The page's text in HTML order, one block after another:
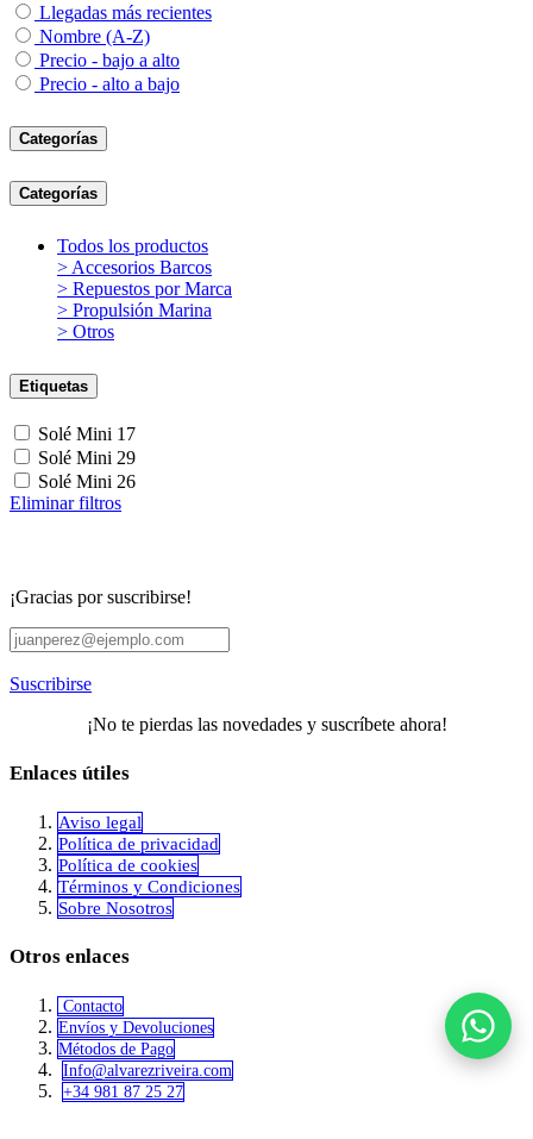
Llegadas más recientes
Nombre (A-Z)
Precio - bajo a alto
Precio - alto a bajo
Categorías
Categorías
Todos los productos
> Accesorios Barcos
> Repuestos por Marca
> Propulsión Marina
> Otros
Etiquetas
Solé Mini 17
Solé Mini 29
Solé Mini 26
Eliminar filtros
¡Gracias por suscribirse!
Suscribirse
¡No te pierdas las novedades y suscríbete ahora!
Enlaces útiles
Aviso legal
Política de privacidad
​Política de cookies
Términos y Condiciones
Sobre Nosotros
Otros enlaces
Contacto
Envíos y Devoluciones
Métodos de Pago
Info@alvar​​ezriveira.com
+34 981 87 25 27